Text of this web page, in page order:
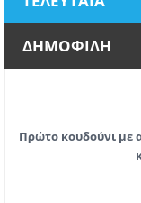
ΔΗΜΟΦΙΛΗ
Πρώτο κουδούνι με